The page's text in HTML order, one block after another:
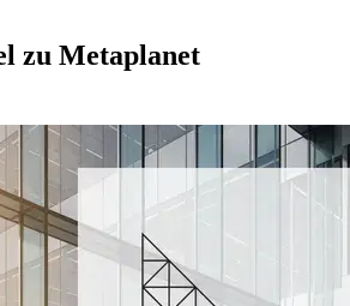
zu Metaplanet